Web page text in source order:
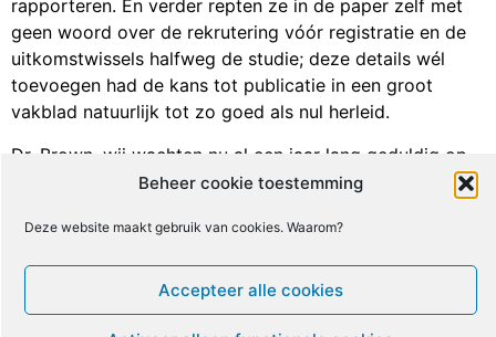
Beheer cookie toestemming
Deze website maakt gebruik van cookies. Waarom?
Accepteer alle cookies
rapporteren. En verder repten ze in de paper zelf met
geen woord over de rekrutering vóór registratie en de
uitkomstwissels halfweg de studie; deze details wél
toevoegen had de kans tot publicatie in een groot
vakblad natuurlijk tot zo goed als nul herleid.
Dr. Brown, wij wachten nu al een jaar lang geduldig op
uw beloofde “uitgebreide antwoord als we er klaar mee
klaar is om uitgebreid te antwoorden, na zo’n lange
periode van redactionele beschouwing? Waarom geeft u
geen datum tegen wanneer Archives klaar kan zijn om
uitgebreid te antwoorden op de duidelijke reeks feiten